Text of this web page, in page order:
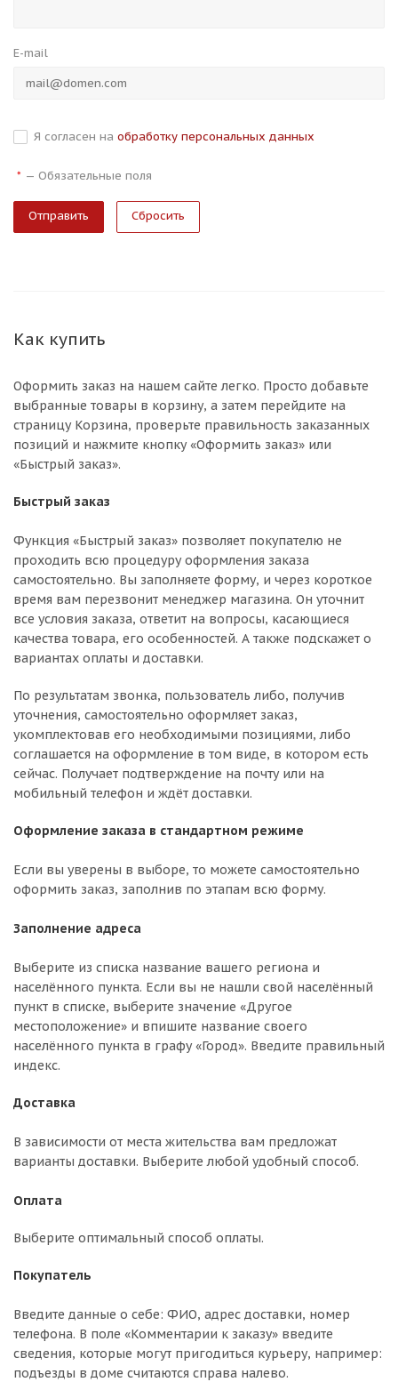
E-mail
Я согласен на обработку персональных данных
* — Обязательные поля
Сбросить
Как купить
Оформить заказ на нашем сайте легко. Просто добавьте
выбранные товары в корзину, а затем перейдите на
страницу Корзина, проверьте правильность заказанных
позиций и нажмите кнопку «Оформить заказ» или
«Быстрый заказ».
Быстрый заказ
Функция «Быстрый заказ» позволяет покупателю не
проходить всю процедуру оформления заказа
самостоятельно. Вы заполняете форму, и через короткое
время вам перезвонит менеджер магазина. Он уточнит
все условия заказа, ответит на вопросы, касающиеся
качества товара, его особенностей. А также подскажет о
вариантах оплаты и доставки.
По результатам звонка, пользователь либо, получив
уточнения, самостоятельно оформляет заказ,
укомплектовав его необходимыми позициями, либо
соглашается на оформление в том виде, в котором есть
сейчас. Получает подтверждение на почту или на
мобильный телефон и ждёт доставки.
Оформление заказа в стандартном режиме
Если вы уверены в выборе, то можете самостоятельно
оформить заказ, заполнив по этапам всю форму.
Заполнение адреса
Выберите из списка название вашего региона и
населённого пункта. Если вы не нашли свой населённый
пункт в списке, выберите значение «Другое
местоположение» и впишите название своего
населённого пункта в графу «Город». Введите правильный
индекс.
Доставка
В зависимости от места жительства вам предложат
варианты доставки. Выберите любой удобный способ.
Оплата
Выберите оптимальный способ оплаты.
Покупатель
Введите данные о себе: ФИО, адрес доставки, номер
телефона. В поле «Комментарии к заказу» введите
сведения, которые могут пригодиться курьеру, например:
подъезды в доме считаются справа налево.